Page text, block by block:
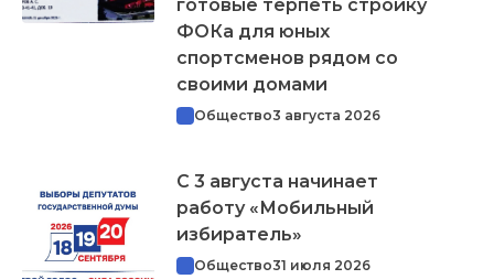
готовые терпеть стройку
ФОКа для юных
спортсменов рядом со
своими домами
Общество3 августа 2026
С 3 августа начинает
работу «Мобильный
избиратель»
Общество31 июля 2026